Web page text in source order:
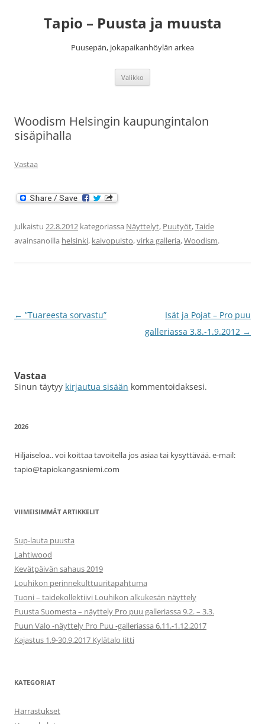
Tapio – Puusta ja muusta
Puusepän, jokapaikanhöylän arkea
Valikko
Woodism Helsingin kaupungintalon
sisäpihalla
Vastaa
Julkaistu 22.8.2012 kategoriassa Näyttelyt, Puutyöt,Taide
avainsanoilla helsinki, kaivopuisto,virka galleria,Woodism.
Artikkelien
← ”Tuareesta sorvastu”
Isät ja Pojat – Pro puu
galleriassa 3.8.-1.9.2012 →
Vastaa
Sinun täytyy kirjautua sisään kommentoidaksesi.
2026
Hiljaiseloa.. voi koittaa tavoitella jos asiaa tai kysyttävää. e-mail:
tapio@tapiokangasniemi.com
VIIMEISIMMÄT ARTIKKELIT
Sup-lauta puusta
Lahtiwood
Kevätpäivän sahaus 2019
Louhikon perinnekulttuuritapahtuma
Tuoni – taidekollektiivi Louhikon alkukesän näyttely
Puusta Suomesta – näyttely Pro puu galleriassa 9.2. – 3.3.
Puun Valo -näyttely Pro Puu -galleriassa 6.11.-1.12.2017
Kajastus 1.9-30.9.2017 Kylätalo Iitti
KATEGORIAT
Harrastukset